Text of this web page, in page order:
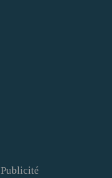
Publicité